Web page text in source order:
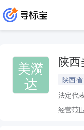
美漪
达
陕
陕西
法定代
经营范